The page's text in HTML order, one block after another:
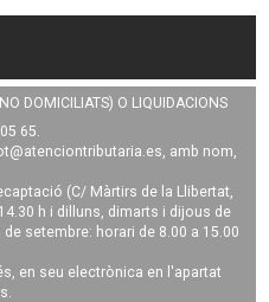
DOMICILIATS) O LIQUIDACIONS
65.
, amb nom,
(C/ Màrtirs de la Llibertat,
h i dilluns, dimarts i dijous de
setembre: horari de 8.00 a 15.00
en seu electrònica en l'apartat